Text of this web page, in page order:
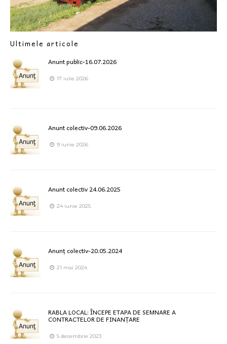
Ultimele articole
Anunt public-16.07.2026
17 iulie 2026
Anunt colectiv-09.06.2026
9 iunie 2026
Anunt colectiv 24.06.2025
24 iunie 2025
Anunț colectiv-20.05.2024
21 mai 2024
RABLA LOCAL: ÎNCEPE ETAPA DE SEMNARE A
CONTRACTELOR DE FINANȚARE
5 decembrie 2023